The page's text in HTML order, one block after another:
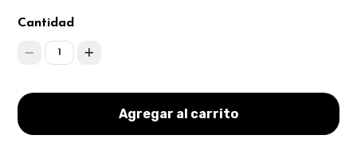
Cantidad
1
Agregar al carrito